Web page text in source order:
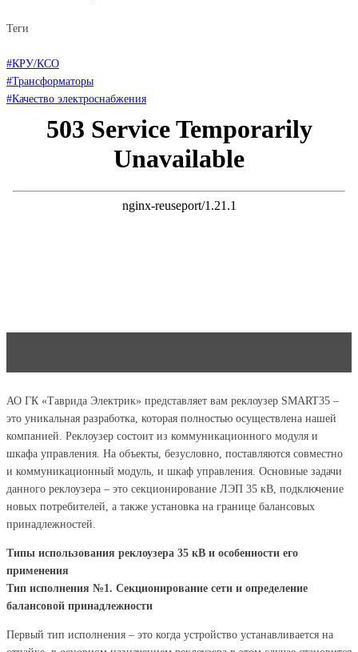
Теги
#КРУ/КСО
#Трансформаторы
#Качество электроснабжения
АО ГК «Таврида Электрик» представляет вам реклоузер SMART35 –
это уникальная разработка, которая полностью осуществлена нашей
компанией. Реклоузер состоит из коммуникационного модуля и
шкафа управления. На объекты, безусловно, поставляются совместно
и коммуникационный модуль, и шкаф управления. Основные задачи
данного реклоузера – это секционирование ЛЭП 35 кВ, подключение
новых потребителей, а также установка на границе балансовых
принадлежностей.
Типы использования реклоузера 35 кВ и особенности его
применения
Тип исполнения №1. Секционирование сети и определение
балансовой принадлежности
Первый тип исполнения – это когда устройство устанавливается на